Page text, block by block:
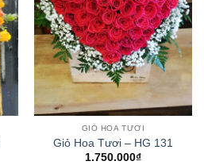
GIỎ HOA TƯƠI
Giỏ Hoa Tươi – HG 131
1.750.000₫